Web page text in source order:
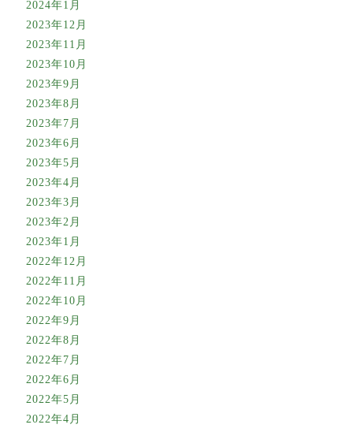
2024年1月
2023年12月
2023年11月
2023年10月
2023年9月
2023年8月
2023年7月
2023年6月
2023年5月
2023年4月
2023年3月
2023年2月
2023年1月
2022年12月
2022年11月
2022年10月
2022年9月
2022年8月
2022年7月
2022年6月
2022年5月
2022年4月